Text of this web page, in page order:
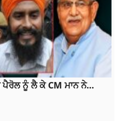
ਪੈਰੋਲ ਨੂੰ ਲੈ ਕੇ CM ਮਾਨ ਨੇ...